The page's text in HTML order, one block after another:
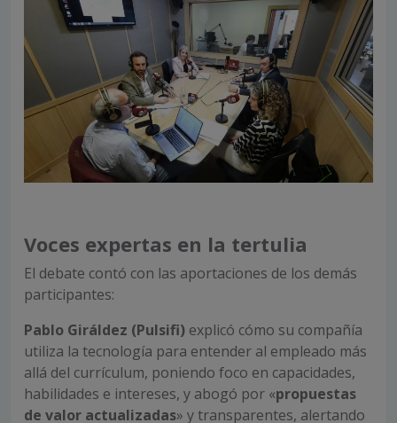
Voces expertas en la tertulia
El debate contó con las aportaciones de los demás
participantes:
Pablo Giráldez (Pulsifi) explicó cómo su compañía
utiliza la tecnología para entender al empleado más
allá del currículum, poniendo foco en capacidades,
habilidades e intereses, y abogó por «propuestas
de valor actualizadas» y transparentes, alertando